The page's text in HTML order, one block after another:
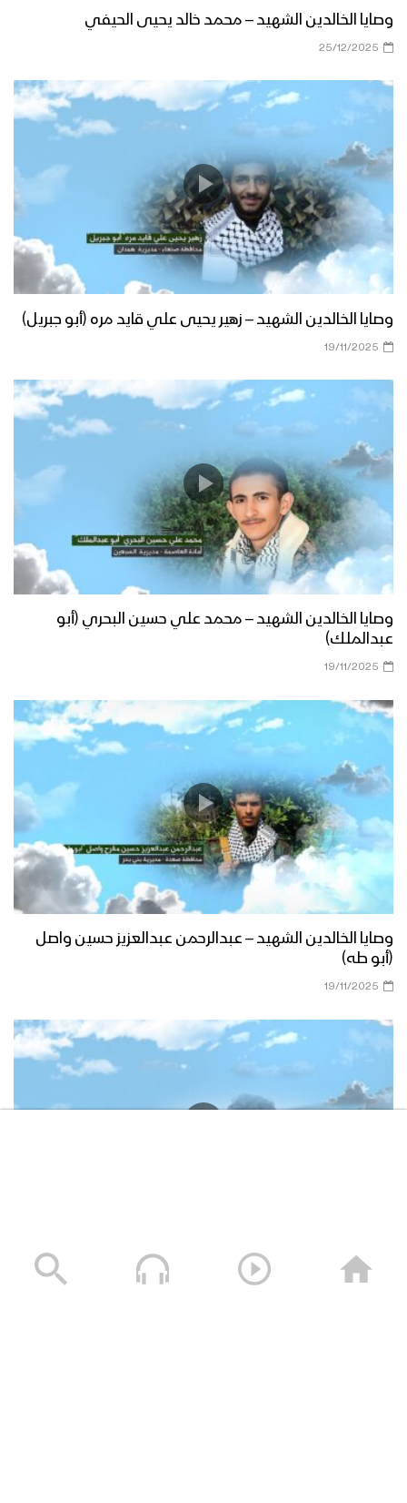
وصايا الخالدين الشهيد – محمد خالد يحيى الحيفي
25/12/2025
وصايا الخالدين الشهيد – زهير يحيى علي قايد مره (أبو جبريل)
19/11/2025
وصايا الخالدين الشهيد – محمد علي حسين البحري (أبو
عبدالملك)
19/11/2025
وصايا الخالدين الشهيد – عبدالرحمن عبدالعزيز حسين واصل
(أبو طه)
19/11/2025
وصايا الخالدين الشهيد – صالح عبدالله صالح جوين (أبو خليل)